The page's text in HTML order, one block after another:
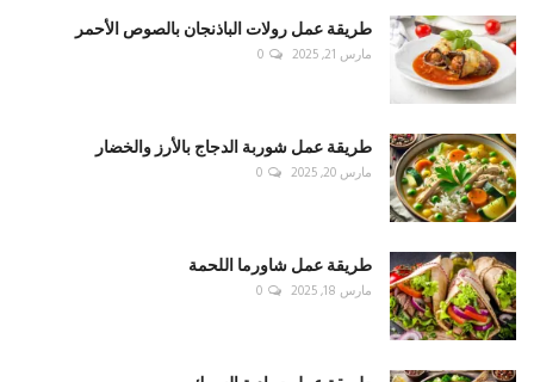
طريقة عمل رولات الباذنجان بالصوص الأحمر
مارس 21, 2025 0
طريقة عمل شوربة الدجاج بالأرز والخضار
مارس 20, 2025 0
طريقة عمل شاورما اللحمة
مارس 18, 2025 0